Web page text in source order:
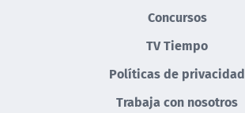
Concursos
TV Tiempo
Políticas de privacidad
Trabaja con nosotros